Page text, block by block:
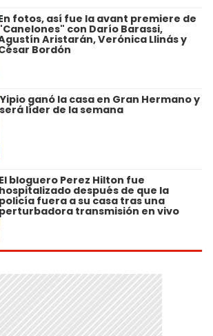
fotos, así fue la avant premiere de
con Darío Barassi,
Aristarán, Verónica Llinás y
Bordón
Yipio ganó la casa en Gran Hermano y
será líder de la semana
El bloguero Perez Hilton fue
hospitalizado después de que la
policía fuera a su casa tras una
perturbadora transmisión en vivo